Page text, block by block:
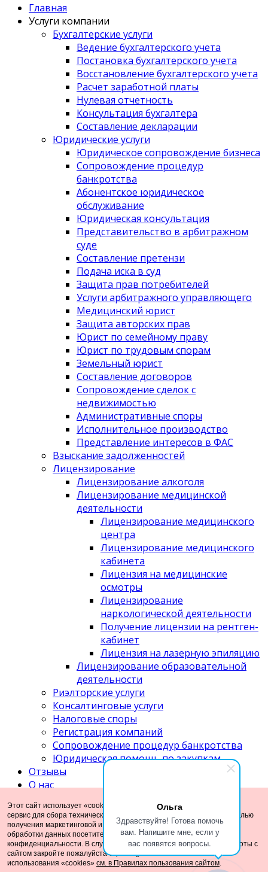
Ольга
Здравствуйте! Готова помочь
вам. Напишите мне, если у
вас появятся вопросы.
Главная
Услуги компании
Бухгалтерские услуги
Ведение бухгалтерского учета
Постановка бухгалтерского учета
Восстановление бухгалтерского учета
Расчет заработной платы
Нулевая отчетность
Консультация бухгалтера
Составление декларации
Юридические услуги
Юридическое сопровождение бизнеса
Сопровождение процедур
банкротства
Абонентское юридическое
обслуживание
Юридическая консультация
Представительство в арбитражном
суде
Составление претензи
Подача иска в суд
Защита прав потребителей
Услуги арбитражного управляющего
Медицинский юрист
Защита авторских прав
Юрист по семейному праву
Юрист по трудовым спорам
Земельный юрист
Составление договоров
Сопровождение сделок с
недвижимостью
Административные споры
Исполнительное производство
Представление интересов в ФАС
Взыскание задолженностей
Лицензирование
Лицензирование алкоголя
Лицензирование медицинской
деятельности
Лицензирование медицинского
центра
Лицензирование медицинского
кабинета
Лицензия на медицинские
осмотры
Лицензирование
наркологической деятельности
Получение лицензии на рентген-
кабинет
Лицензия на лазерную эпиляцию
Лицензирование образовательной
деятельности
Риэлторские услуги
Консалтинговые услуги
Налоговые споры
Регистрация компаний
Сопровождение процедур банкротства
Юридическая помощь по закупкам
Отзывы
О нас
Новости компании
Наши публикации
Мы в прессе
Сертификаты
Вакансии компании
Этот сайт использует «cookies». Также сайт использует Интернет-
сервис для сбора технических данных касательно посетителей с целью
получения маркетинговой и статистической информации. Условия
обработки данных посетителей сайта см. в Политике
конфиденциальности. В случае Вашего отказа от продолжения работы с
сайтом закройте пожалуйста страницу с нашим сайтом. Условия
использования «cookies» см. в Правилах пользования сайтом.